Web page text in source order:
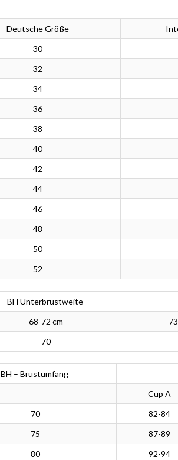
Deutsche Größe
30
32
34
36
38
40
42
44
46
48
50
52
BH Unterbrustweite
68-72 cm
70
BH – Brustumfang
Cup A
70
82-84
75
87-89
80
92-94